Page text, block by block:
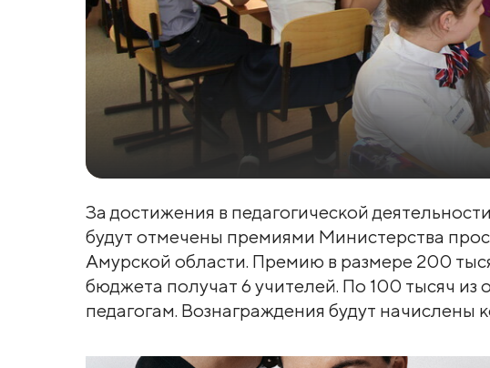
За достижения в педагогической
будут отмечены премиями Министерства
Амурской области. Премию в размере 200
бюджета получат 6 учителей. По 100 тысяч из
педагогам. Вознаграждения будут начислены